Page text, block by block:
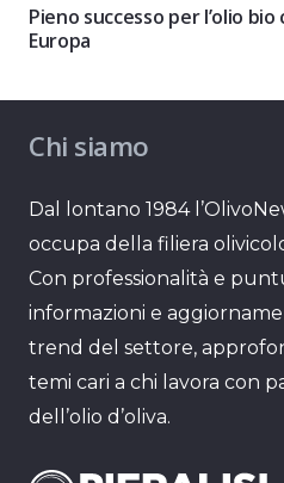
Pieno successo per l’olio
Europa
Chi siamo
Dal lontano 1984
occupa della filiera
Con professionalità e
informazioni e
trend del settore,
temi cari a chi lavora con
dell’olio d’oliva.